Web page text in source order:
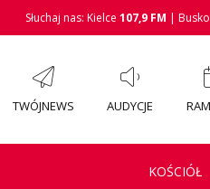
Słuchaj nas: Kielce 107,9 FM |
TWÓJNEWS AUDYCJE
KOŚCIÓŁ